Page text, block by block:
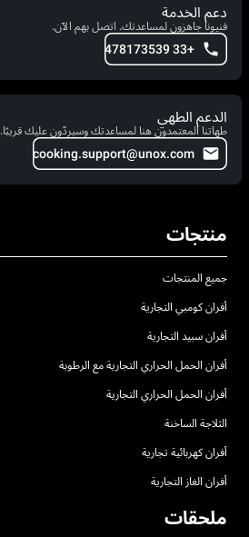
دعم الخدمة
فنيونا جاهزون لمساعدتك. اتصل بهم الآن.
+33 478173539
الدعم الطهي
طهاتنا المعتمدون هنا لمساعدتك وسيردّون عليك قريبًا.
cooking.support@unox.com
منتجات
جميع المنتجات
أفران كومبي التجارية
أفران سبيد التجارية
أفران الحمل الحراري التجارية مع الرطوبة
أفران الحمل الحراري التجارية
الثلاجة الساخنة
أفران كهربائية تجارية
أفران الغاز التجارية
ملحقات